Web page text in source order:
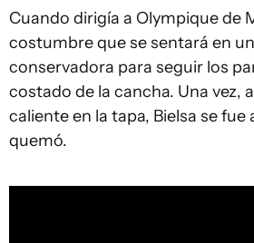
Cuando dirigía a Olympique de
costumbre que se sentará en
conservadora para seguir los
costado de la cancha. Una vez,
caliente en la tapa, Bielsa se fue
quemó.